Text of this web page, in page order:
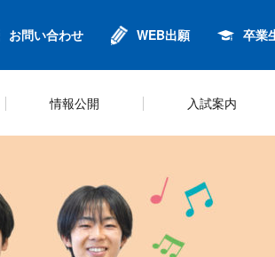
お問い合わせ WEB出願 卒業
鈴6同窓会
英語・グローバル教育
キャリアプログラム
情報公開
プライバシーポリシー
シラバス
入試案内